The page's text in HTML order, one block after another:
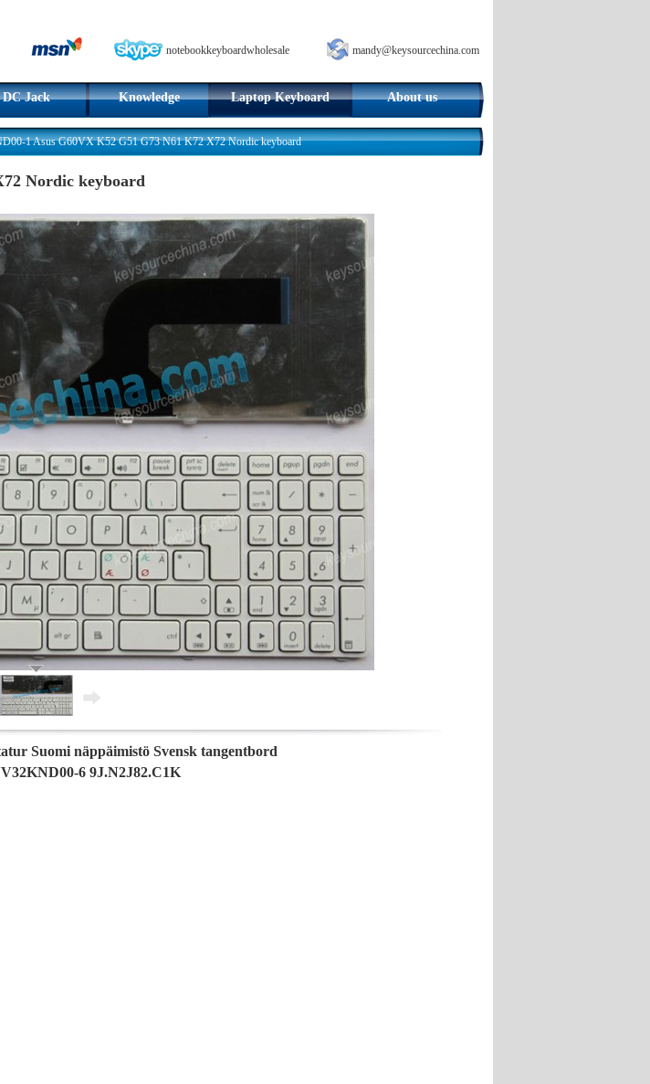
notebookkeyboardwholesale mandy@keysourcechina.com
DC Jack Knowledge Laptop Keyboard About us
1 Asus G60VX K52 G51 G73 N61 K72 X72 Nordic keyboard
Nordic keyboard
Suomi näppäimistö Svensk tangentbord
6 9J.N2J82.C1K